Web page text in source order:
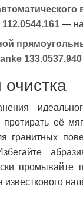
112.0544.161 —
133.0537.940
очистка
её
гранитных
промывайте
известкового